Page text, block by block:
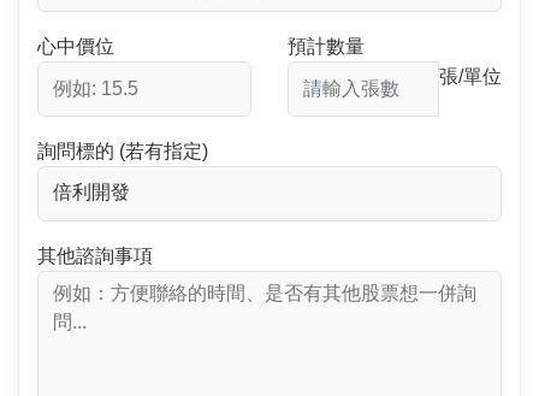
心中價位
預計數量
張/單位
詢問標的 (若有指定)
其他諮詢事項